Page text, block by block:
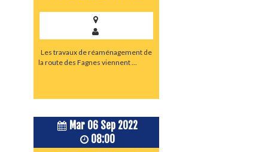
Les travaux de réaménagement de
la route des Fagnes viennent ...
Mar 06 Sep 2022
08:00